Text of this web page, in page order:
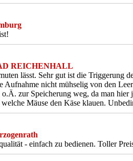
REICHENHALL
lässt. Sehr gut ist die Triggerung
Aufnahme nicht mühselig von den
zur Speicherung weg, da man hier
Mäuse den Käse klauen.
- einfach zu bedienen. Toller